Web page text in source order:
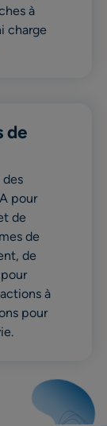
à
charge
de
pour
de
de
de
à
pour